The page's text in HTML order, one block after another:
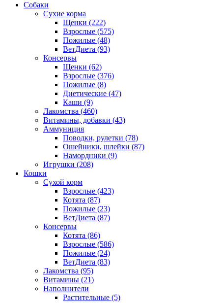
Собаки
Сухие корма
Щенки (222)
Взрослые (575)
Пожилые (48)
ВетДиета (93)
Консервы
Щенки (62)
Взрослые (376)
Пожилые (8)
Диетические (47)
Каши (9)
Лакомства (460)
Витамины, добавки (43)
Аммуниция
Поводки, рулетки (78)
Ошейники, шлейки (87)
Намордники (9)
Игрушки (208)
Кошки
Сухой корм
Взрослые (423)
Котята (87)
Пожилые (23)
ВетДиета (87)
Консервы
Котята (86)
Взрослые (586)
Пожилые (24)
ВетДиета (83)
Лакомства (95)
Витамины (21)
Наполнители
Растительные (5)